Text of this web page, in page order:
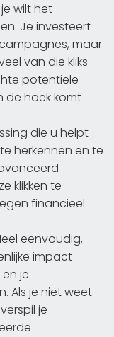
wilt het
Je investeert
maar
van die kliks
potentiële
de hoek komt
die u helpt
herkennen en te
klikken te
financieel
eenvoudig,
impact
je
Als je niet weet
je